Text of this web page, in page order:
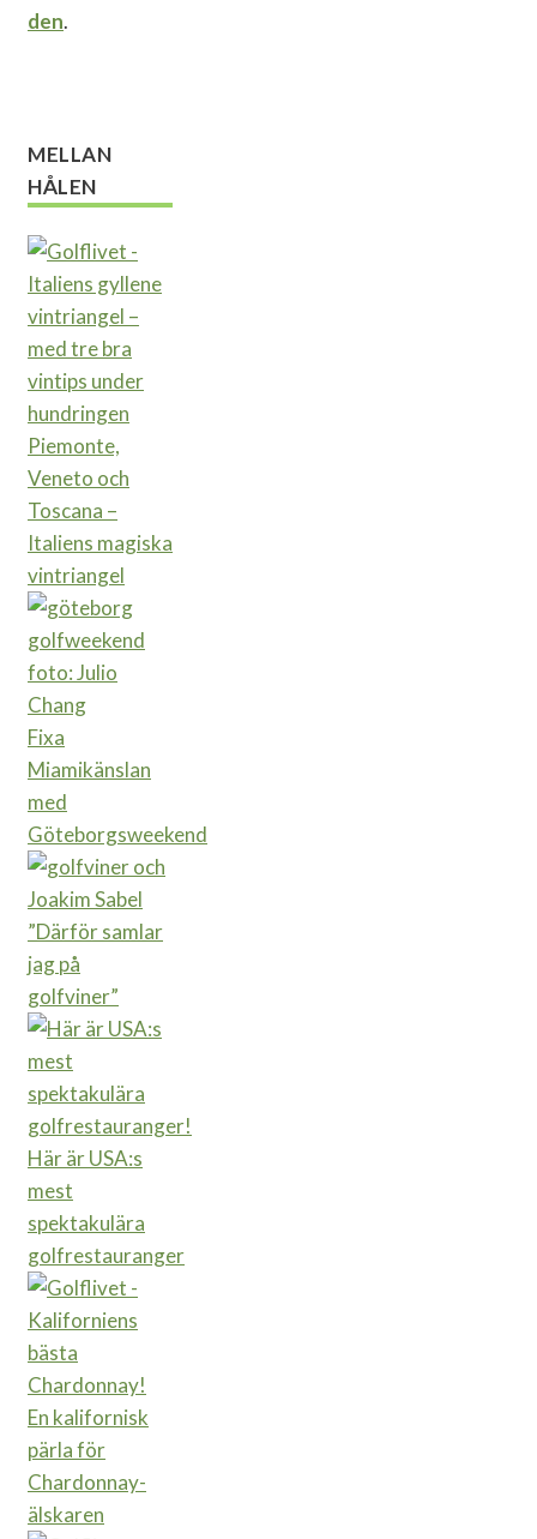
den.
MELLAN
HÅLEN
Piemonte,
Veneto och
Toscana –
Italiens magiska
vintriangel
Fixa
Miamikänslan
med
Göteborgsweekend
”Därför samlar
jag på
golfviner”
Här är USA:s
mest
spektakulära
golfrestauranger
En kalifornisk
pärla för
Chardonnay-
älskaren